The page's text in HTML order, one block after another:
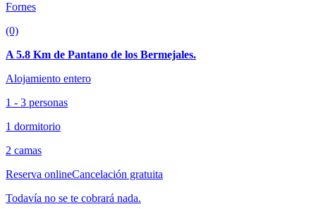
Fornes
(0)
A 5.8 Km de Pantano de los Bermejales.
Alojamiento entero
1 - 3 personas
1 dormitorio
2 camas
Reserva onlineCancelación gratuita
Todavía no se te cobrará nada.